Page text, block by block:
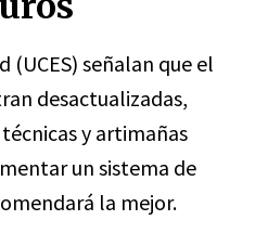
(UCES) señalan que el
desactualizadas,
y artimañas
un sistema de
la mejor.